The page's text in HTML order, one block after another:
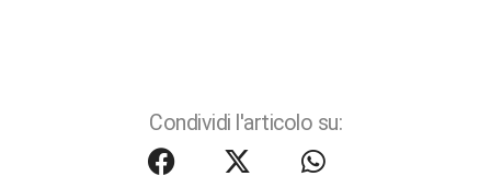
Condividi l'articolo su: